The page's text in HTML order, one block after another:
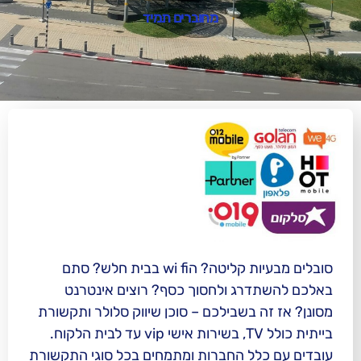
מחוברים תמיד
סובלים מבעיות קליטה? הwi fi בבית חלש? סתם
ולחסוך כסף? רוצים אינטרנט
– סוכן שיווק סלולר ותקשורת
בייתית כולל TV, בשירות אישי vip עד לבית הלקוח.
החברות ומתמחים בכל סוגי התקשורת